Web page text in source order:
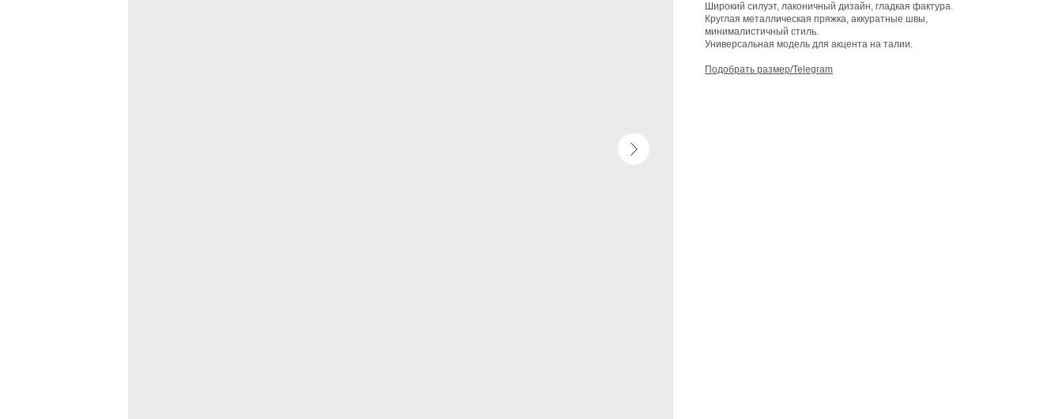
Широкий силуэт, лаконичный дизайн, гладкая фактура.
Круглая металлическая пряжка, аккуратные швы,
минималистичный стиль.
Универсальная модель для акцента на талии.
Подобрать размер/Telegram